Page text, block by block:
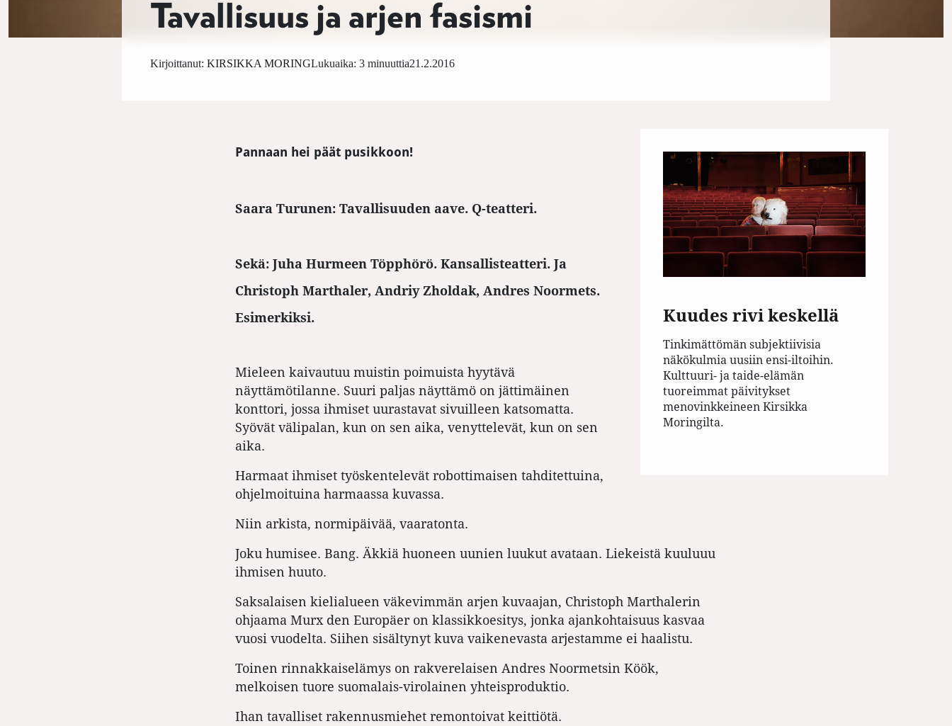
Tavallisuus ja arjen fasismi
21.2.2016
Kirjoittanut: KIRSIKKA MORINGLukuaika: 3 minuuttia
Kuudes rivi keskellä
Tinkimättömän subjektiivisia
näkökulmia uusiin ensi-iltoihin.
Kulttuuri- ja taide-elämän
tuoreimmat päivitykset
menovinkkeineen Kirsikka
Moringilta.
Pannaan hei päät pusikkoon!
Saara Turunen: Tavallisuuden aave. Q-teatteri.
Sekä: Juha Hurmeen Töpphörö. Kansallisteatteri. Ja
Christoph Marthaler, Andriy Zholdak, Andres Noormets.
Esimerkiksi.
Mieleen kaivautuu muistin poimuista hyytävä
näyttämötilanne. Suuri paljas näyttämö on jättimäinen
konttori, jossa ihmiset uurastavat sivuilleen katsomatta.
Syövät välipalan, kun on sen aika, venyttelevät, kun on sen
aika.
Harmaat ihmiset työskentelevät robottimaisen tahditettuina,
ohjelmoituina harmaassa kuvassa.
Niin arkista, normipäivää, vaaratonta.
Joku humisee. Bang. Äkkiä huoneen uunien luukut avataan. Liekeistä kuuluuu
ihmisen huuto.
Saksalaisen kielialueen väkevimmän arjen kuvaajan, Christoph Marthalerin
ohjaama Murx den Europäer on klassikkoesitys, jonka ajankohtaisuus kasvaa
vuosi vuodelta. Siihen sisältynyt kuva vaikenevasta arjestamme ei haalistu.
Toinen rinnakkaiselämys on rakverelaisen Andres Noormetsin Köök,
melkoisen tuore suomalais-virolainen yhteisproduktio.
Ihan tavalliset rakennusmiehet remontoivat keittiötä.